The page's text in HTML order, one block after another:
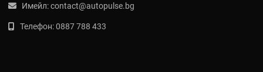
Имейл:contact@autopulse.bg
Телефон:0887 788 433